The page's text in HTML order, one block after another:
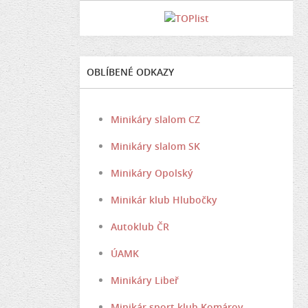
OBLÍBENÉ ODKAZY
Minikáry slalom CZ
Minikáry slalom SK
Minikáry Opolský
Minikár klub Hlubočky
Autoklub ČR
ÚAMK
Minikáry Libeř